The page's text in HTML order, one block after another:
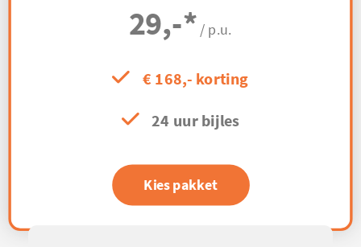
29,-* / p.u.
€ 168,- korting
24 uur bijles
Kies pakket